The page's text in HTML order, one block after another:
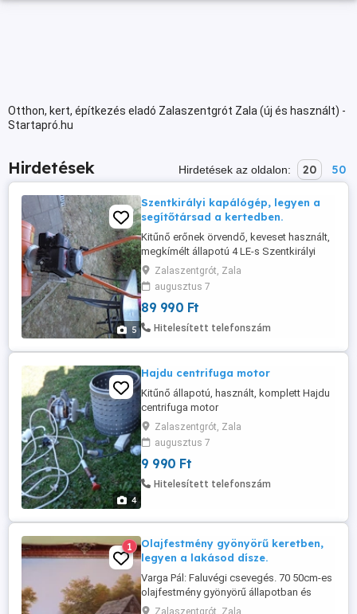
Otthon, kert, építkezés eladó Zalaszentgrót Zala (új és használt) -
Startapró.hu
Hirdetések Hirdetések az oldalon: 20 50
5
Szentkirályi kapálógép, legyen a
segítőtársad a kertedben.
Kitűnő erőnek örvendő, keveset használt,
megkímélt állapotú 4 LE-s Szentkirályi
kapálógép kerti tevékenység
megszűnése miatt gazdát cserélne.
Frissen szervizelve. Motorolaj,
hajtóműolaj cserélve.
Zalaszentgrót, Zala
augusztus 7
89 990 Ft
Hitelesített telefonszám
4
Hajdu centrifuga motor
Kitűnő állapotú, használt, komplett Hajdu
centrifuga motor
(tápkábel,gumibak,kapcsoló,saválló dob
)
Zalaszentgrót, Zala
augusztus 7
9 990 Ft
Hitelesített telefonszám
1
Olajfestmény gyönyörű keretben,
legyen a lakásod dísze.
Varga Pál: Faluvégi csevegés. 70 50cm-es
olajfestmény gyönyörű állapotban és
keretben. Bíráló biz.szám: 9-74633
Zalaszentgrót, Zala